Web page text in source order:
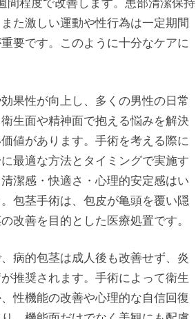
た激しい運動や性行為は一定期間
要です。このように十分なケアに
果性が向上し、多くの男性の日常
生面や精神面で抱える悩みを解決
値があります。手術を考える際に
最適な方法とタイミングで実施す
潔感・快適さ・心理的安定感はい
包茎手術は、包皮が亀頭を覆い隠
改善を目的とした医療処置です。
病的包茎は成人後も改善せず、炎
推奨されます。手術によって衛生
性機能の改善や心理的な自信回復